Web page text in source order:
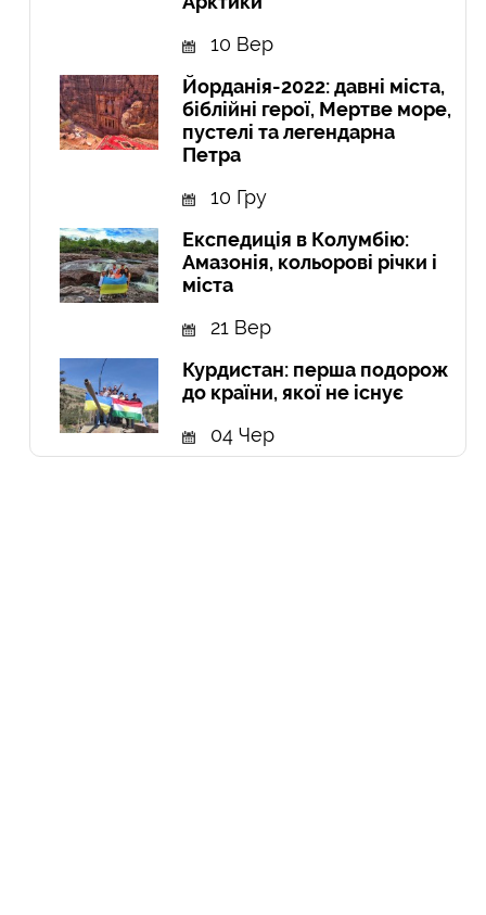
10 Вер
Йорданія-2022: давні міста,
біблійні герої, Мертве море,
пустелі та легендарна
Петра
10 Гру
Експедиція в Колумбію:
Амазонія, кольорові річки і
міста
21 Вер
Курдистан: перша подорож
до країни, якої не існує
04 Чер